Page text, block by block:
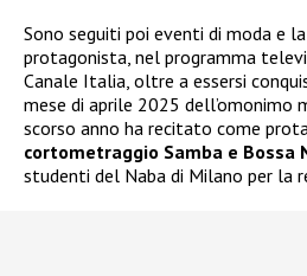
Sono seguiti poi eventi di moda e
protagonista, nel programma
Canale Italia, oltre a essersi
mese di aprile 2025 dell’omonimo
scorso anno ha recitato come
cortometraggio Samba e Bossa
studenti del Naba di Milano per la